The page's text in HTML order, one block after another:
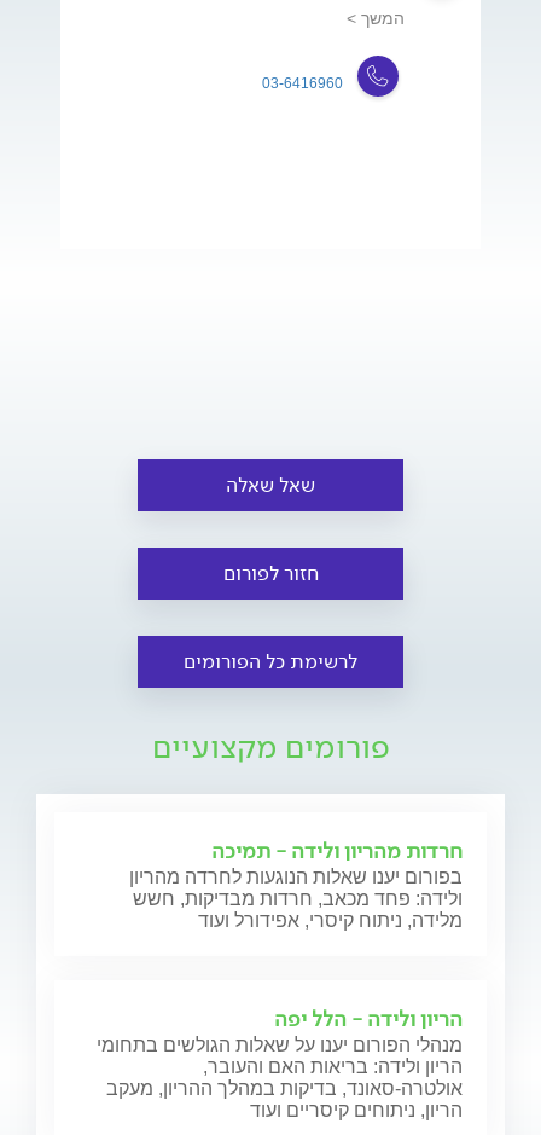
המשך >
03-6416960
שאל שאלה
חזור לפורום
לרשימת כל הפורומים
פורומים מקצועיים
חרדות מהריון ולידה - תמיכה
בפורום יענו שאלות הנוגעות לחרדה מהריון
ולידה: פחד מכאב, חרדות מבדיקות, חשש
מלידה, ניתוח קיסרי, אפידורל ועוד
הריון ולידה - הלל יפה
מנהלי הפורום יענו על שאלות הגולשים בתחומי
הריון ולידה: בריאות האם והעובר,
אולטרה-סאונד, בדיקות במהלך ההריון, מעקב
הריון, ניתוחים קיסריים ועוד